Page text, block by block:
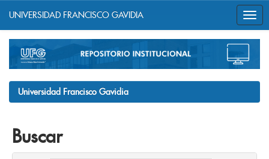
navigation
UNIVERSIDAD FRANCISCO GAVIDIA
Universidad Francisco Gavidia
Buscar